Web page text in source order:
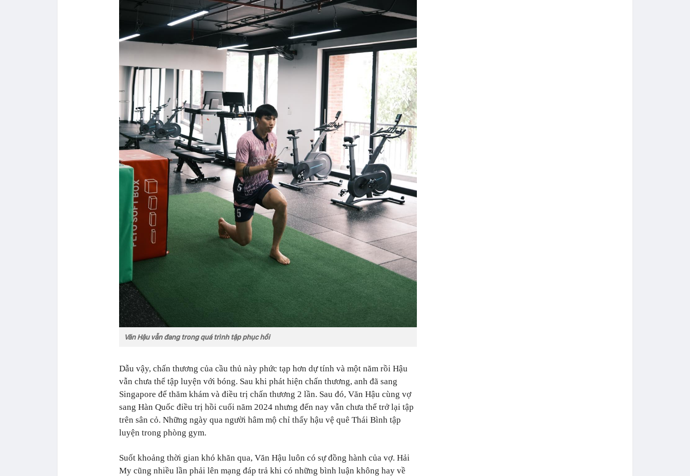
Văn Hậu vẫn đang trong quá trình tập phục hồi
Dẫu vậy, chấn thương của cầu thủ này phức tạp hơn dự tính và một năm rồi Hậu
vẫn chưa thể tập luyện với bóng. Sau khi phát hiện chấn thương, anh đã sang
Singapore để thăm khám và điều trị chấn thương 2 lần. Sau đó, Văn Hậu cùng vợ
sang Hàn Quốc điều trị hồi cuối năm 2024 nhưng đến nay vẫn chưa thể trở lại tập
trên sân cỏ. Những ngày qua người hâm mộ chỉ thấy hậu vệ quê Thái Bình tập
luyện trong phòng gym.
Suốt khoảng thời gian khó khăn qua, Văn Hậu luôn có sự đồng hành của vợ. Hải
My cũng nhiều lần phải lên mạng đáp trả khi có những bình luận không hay về